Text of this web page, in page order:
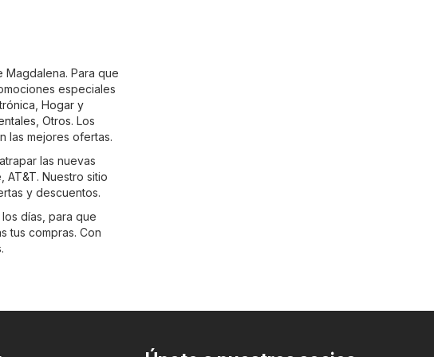
Para que
especiales
Hogar y
Otros. Los
las mejores ofertas.
las nuevas
AT&T. Nuestro sitio
y descuentos.
días, para que
tus compras. Con